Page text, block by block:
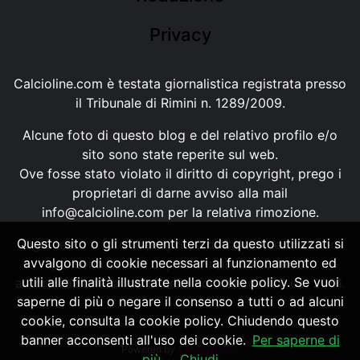
Privacy
Calcioline.com è testata giornalistica registrata presso
il Tribunale di Rimini n. 1289/2009.
Alcune foto di questo blog e del relativo profilo e/o
sito sono state reperite sul web.
Ove fosse stato violato il diritto di copyright, prego i
proprietari di darne avviso alla mail
info@calcioline.com per la relativa rimozione.
Ogni testo e foto di proprietà di Calcioline.com non
possono essere copiati o riprodotti, senza
autorizzazione, ai sensi della normativa n.29 del 2001.
Powered by SpheraHouse
Questo sito o gli strumenti terzi da questo utilizzati si
avvalgono di cookie necessari al funzionamento ed
utili alle finalità illustrate nella cookie policy. Se vuoi
saperne di più o negare il consenso a tutti o ad alcuni
cookie, consulta la cookie policy. Chiudendo questo
banner acconsenti all'uso dei cookie. Per saperne di